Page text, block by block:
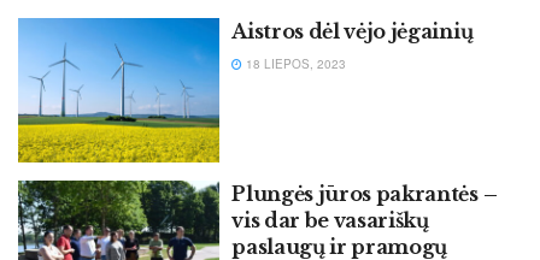
Aistros dėl vėjo jėgainių
18 LIEPOS, 2023
Plungės jūros pakrantės –
vis dar be vasariškų
paslaugų ir pramogų